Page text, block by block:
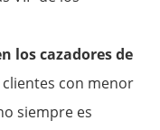
los cazadores de
clientes con menor
siempre es